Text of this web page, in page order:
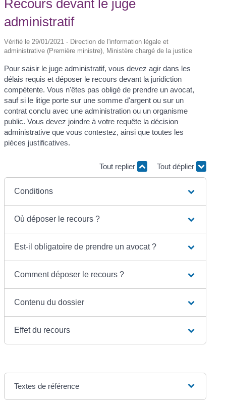
Recours devant le juge
administratif
Vérifié le 29/01/2021 - Direction de l'information légale et
administrative (Première ministre), Ministère chargé de la justice
Pour saisir le juge administratif, vous devez agir dans les
délais requis et déposer le recours devant la juridiction
compétente. Vous n'êtes pas obligé de prendre un avocat,
sauf si le litige porte sur une somme d'argent ou sur un
contrat conclu avec une administration ou un organisme
public. Vous devez joindre à votre requête la décision
administrative que vous contestez, ainsi que toutes les
pièces justificatives.
Tout replier Tout déplier
Conditions
Où déposer le recours ?
Est-il obligatoire de prendre un avocat ?
Comment déposer le recours ?
Contenu du dossier
Effet du recours
Textes de référence